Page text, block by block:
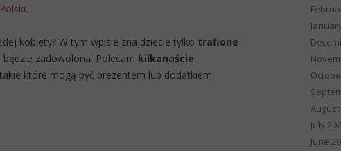
Polski.
kobiety? W tym wpisie znajdziecie tylko trafione
zadowolona. Polecam kilkanaście
które mogą być prezentem lub dodatkiem.
August
July
June